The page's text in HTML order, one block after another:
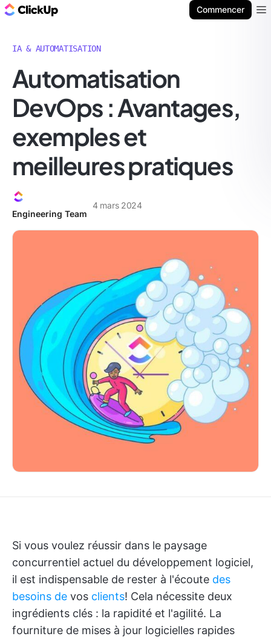
Commencer
IA & AUTOMATISATION
Automatisation
DevOps : Avantages,
exemples et
meilleures pratiques
Engineering Team
4 mars 2024
Si vous voulez réussir dans le paysage
concurrentiel actuel du développement logiciel,
il est indispensable de rester à l'écoute des
besoins de vos clients! Cela nécessite deux
ingrédients clés : la rapidité et l'agilité. La
fourniture de mises à jour logicielles rapides